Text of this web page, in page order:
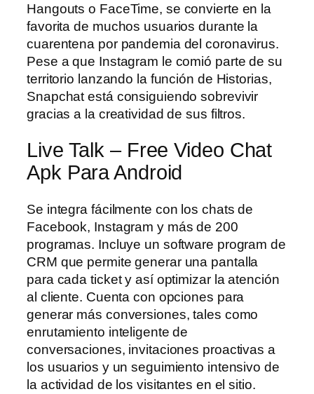
Hangouts o FaceTime, se convierte en la
favorita de muchos usuarios durante la
cuarentena por pandemia del coronavirus.
Pese a que Instagram le comió parte de su
territorio lanzando la función de Historias,
Snapchat está consiguiendo sobrevivir
gracias a la creatividad de sus filtros.
Live Talk – Free Video Chat
Apk Para Android
Se integra fácilmente con los chats de
Facebook, Instagram y más de 200
programas. Incluye un software program de
CRM que permite generar una pantalla
para cada ticket y así optimizar la atención
al cliente. Cuenta con opciones para
generar más conversiones, tales como
enrutamiento inteligente de
conversaciones, invitaciones proactivas a
los usuarios y un seguimiento intensivo de
la actividad de los visitantes en el sitio.